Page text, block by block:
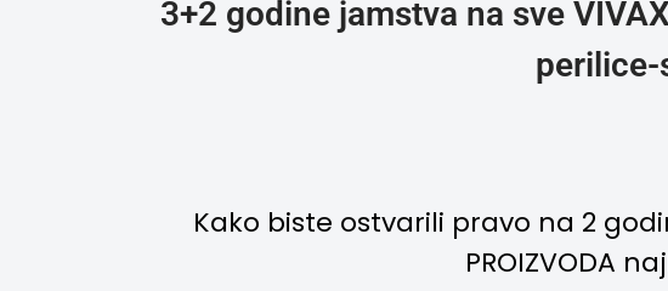
3+2 godine jamstva na sve
perilice-
Kako biste ostvarili pravo na 2
PROIZVODA